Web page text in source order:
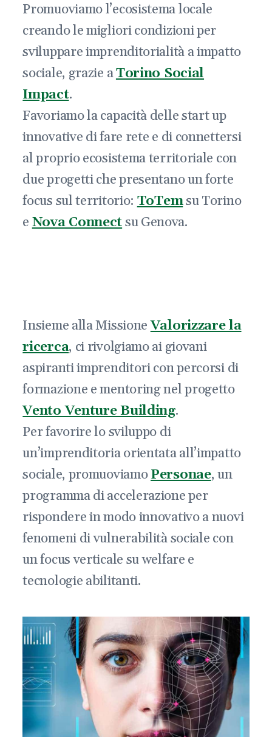
Promuoviamo l’ecosistema locale
creando le migliori condizioni per
sviluppare imprenditorialità a impatto
sociale, grazie aTorino Social
Impact.
Favoriamo la capacità delle start up
innovative di fare rete e di connettersi
al proprio ecosistema territoriale con
due progetti che presentano un forte
focus sul territorio: ToTemsu Torino
e Nova Connectsu Genova.
Insieme alla MissioneValorizzare la
ricerca, ci rivolgiamo ai giovani
aspiranti imprenditori con percorsi di
formazione e mentoring nel progetto
Vento Venture Building.
Per favorire lo sviluppo di
un’imprenditoria orientata all’impatto
sociale, promuoviamoPersonae, un
programma di accelerazione per
rispondere in modo innovativo a nuovi
fenomeni di vulnerabilità sociale con
un focus verticale su welfare e
tecnologie abilitanti.